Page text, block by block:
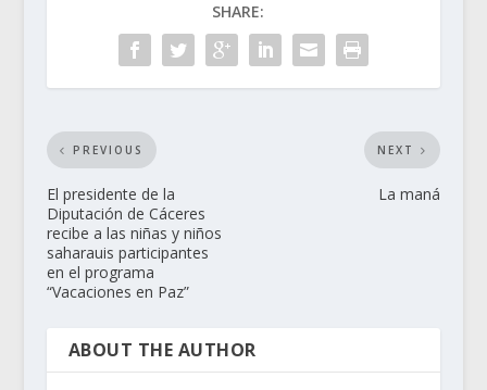
SHARE:
PREVIOUS
El presidente de la
Diputación de Cáceres
recibe a las niñas y niños
saharauis participantes
en el programa
“Vacaciones en Paz”
NEXT
La maná
ABOUT THE AUTHOR